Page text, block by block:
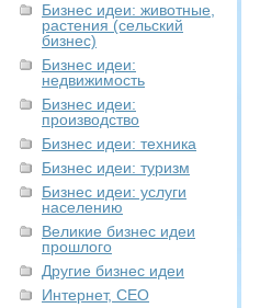
Бизнес идеи: животные,
растения (сельский
бизнес)
Бизнес идеи:
недвижимость
Бизнес идеи:
производство
Бизнес идеи: техника
Бизнес идеи: туризм
Бизнес идеи: услуги
населению
Великие бизнес идеи
прошлого
Другие бизнес идеи
Интернет, СЕО